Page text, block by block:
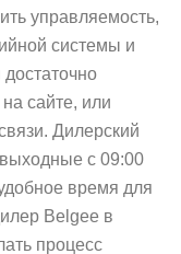
управляемость,
системы и
сайте, или
Дилерский
с 09:00
время для
Belgee в
процесс